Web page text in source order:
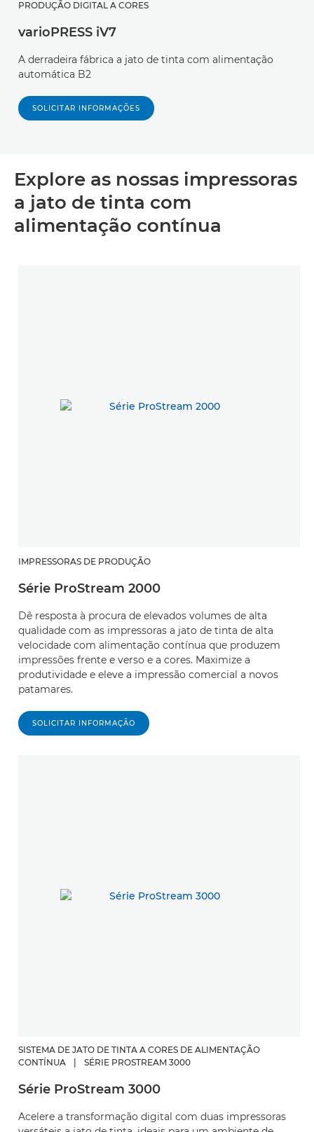
PRODUÇÃO DIGITAL A CORES
varioPRESS iV7
A derradeira fábrica a jato de tinta com alimentação
automática B2
SOLICITAR INFORMAÇÕES
Explore as nossas impressoras
a jato de tinta com
alimentação contínua
IMPRESSORAS DE PRODUÇÃO
Série ProStream 2000
Dê resposta à procura de elevados volumes de alta
qualidade com as impressoras a jato de tinta de alta
velocidade com alimentação contínua que produzem
impressões frente e verso e a cores. Maximize a
produtividade e eleve a impressão comercial a novos
patamares.
SOLICITAR INFORMAÇÃO
SISTEMA DE JATO DE TINTA A CORES DE ALIMENTAÇÃO
CONTÍNUA
SÉRIE PROSTREAM 3000
Série ProStream 3000
Acelere a transformação digital com duas impressoras